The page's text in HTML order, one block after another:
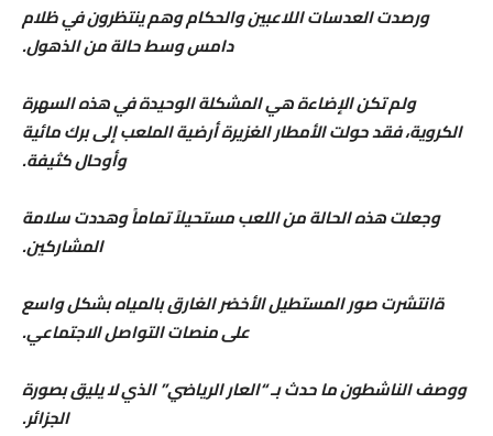
ورصدت العدسات اللاعبين والحكام وهم ينتظرون في ظلام
دامس وسط حالة من الذهول.
ولم تكن الإضاءة هي المشكلة الوحيدة في هذه السهرة
الكروية، فقدحولت الأمطار الغزيرة أرضية الملعب إلى برك مائية
وأوحال كثيفة.
وجعلت هذه الحالة من اللعب مستحيلاً تماماً وهددت سلامة
المشاركين.
ةانتشرت صور المستطيل الأخضر الغارق بالمياه بشكل واسع
على منصات التواصل الاجتماعي.
ووصف الناشطون ما حدث بـ “العار الرياضي” الذي لا يليق بصورة
الجزائر.